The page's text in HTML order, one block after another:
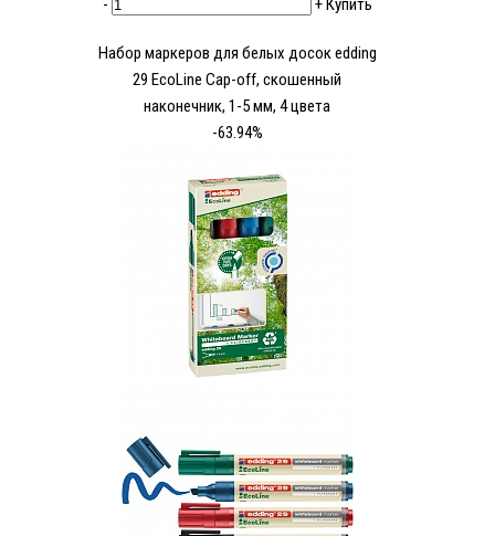
-
+Купить
Набор маркеров для белых досок edding
29 EcoLine Cap-off, скошенный
наконечник, 1-5 мм, 4 цвета
-63.94%